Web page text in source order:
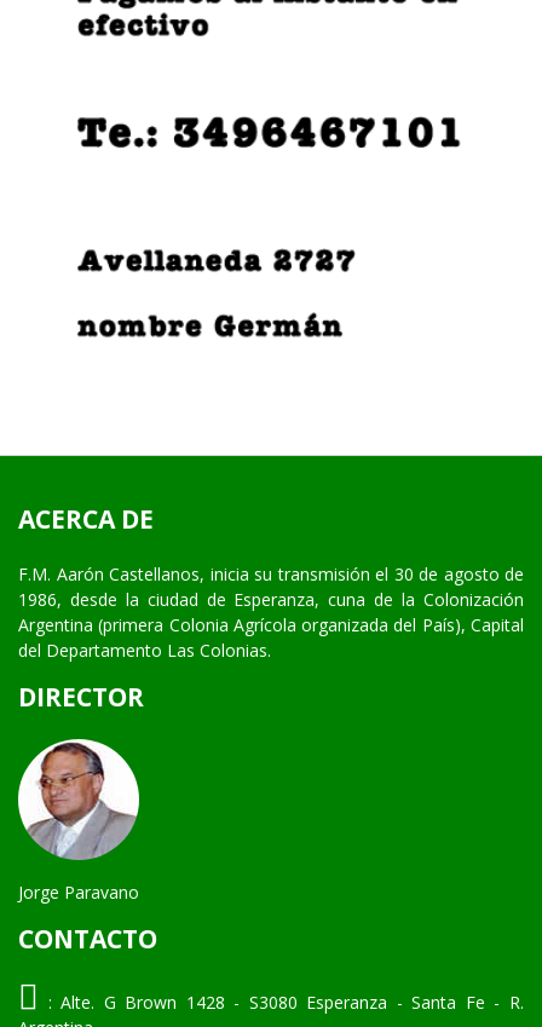
ACERCA DE
F.M. Aarón Castellanos, inicia su transmisión el 30 de agosto de
1986, desde la ciudad de Esperanza, cuna de la Colonización
Argentina (primera Colonia Agrícola organizada del País), Capital
del Departamento Las Colonias.
DIRECTOR
Jorge Paravano
CONTACTO
: Alte. G Brown 1428 - S3080 Esperanza - Santa Fe - R.